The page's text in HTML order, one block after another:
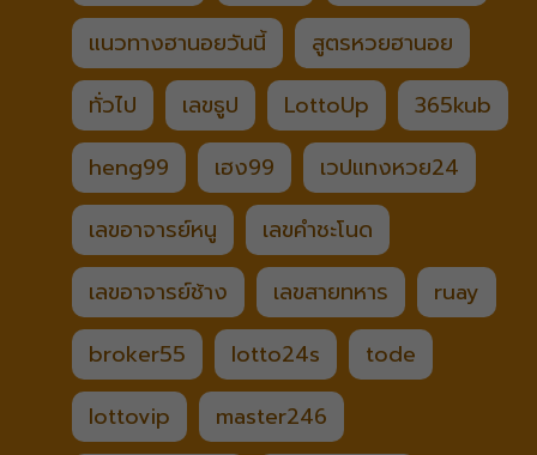
แนวทางฮานอยวันนี้
สูตรหวยฮานอย
ทั่วไป
เลขธูป LottoUp
365kub
heng99
เฮง99
เวปแทงหวย24
เลขอาจารย์หนู
เลขคำชะโนด
เลขอาจารย์ช้าง
เลขสายทหาร
ruay
broker55
lotto24s
tode
lottovip
master246